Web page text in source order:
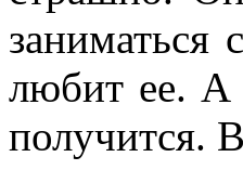
любит ее. А
получится.